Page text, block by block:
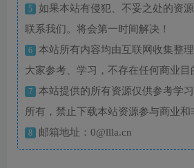
5
如果本站有侵犯、不妥之处的资
联系我们。将会第一时间解决！
6
本站所有内容均由互联网收集整
大家参考、学习，不存在任何商业目
7
本站提供的所有资源仅供参考学
所有，禁止下载本站资源参与商业和
8 邮箱地址：0@llla.cn